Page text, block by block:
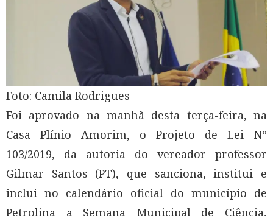
Foto: Camila Rodrigues
Foi aprovado na manhã desta terça-feira, na
Casa Plínio Amorim, o Projeto de Lei Nº
103/2019, da autoria do vereador professor
Gilmar Santos (PT), que sanciona, institui e
inclui no calendário oficial do município de
Petrolina a Semana Municipal de Ciência,